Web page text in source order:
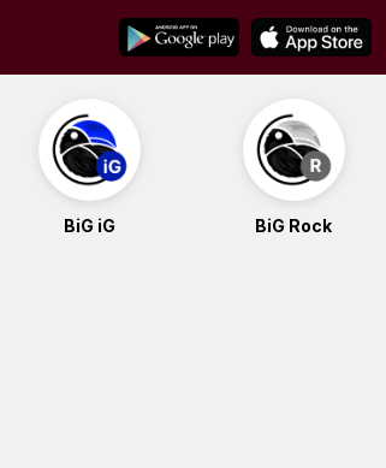
BiG iG BiG Rock